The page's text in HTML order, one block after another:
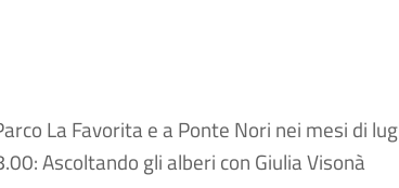
La Favorita e a Ponte Nori nei mesi di
Ascoltando gli alberi con Giulia Visonà